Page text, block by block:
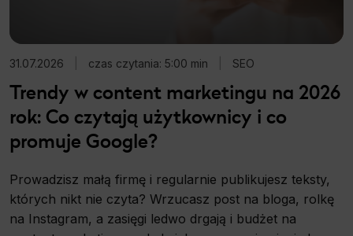
31.07.2026 czas czytania: 5:00 min SEO
Trendy w content marketingu na 2026
rok: Co czytają użytkownicy i co
promuje Google?
Prowadzisz małą firmę i regularnie publikujesz teksty,
których nikt nie czyta? Wrzucasz post na bloga, rolkę
na Instagram, a zasięgi ledwo drgają i budżet na